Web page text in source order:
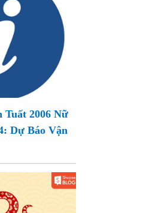
2006 Nữ
Dự Báo Vận